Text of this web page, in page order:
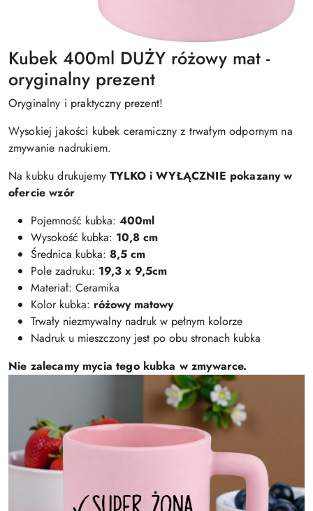
Kubek 400ml DUŻY różowy mat -
oryginalny prezent
Oryginalny i praktyczny prezent!
Wysokiej jakości kubek ceramiczny z trwałym odpornym na
zmywanie nadrukiem.
Na kubku drukujemyTYLKO i WYŁĄCZNIE pokazany w
ofercie wzór
Pojemność kubka: 400ml
Wysokość kubka: 10,8 cm
Średnica kubka: 8,5 cm
Pole zadruku: 19,3 x 9,5cm
Materiał: Ceramika
Kolor kubka: różowy matowy
Trwały niezmywalny nadruk w pełnym kolorze
Nadruk u mieszczony jest po obu stronach kubka
Nie zalecamy mycia tego kubka w zmywarce.